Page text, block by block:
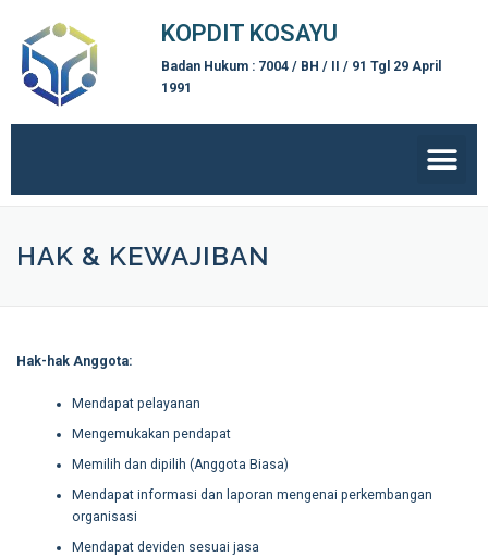
KOPDIT KOSAYU
Badan Hukum : 7004 / BH / II / 91 Tgl 29 April
1991
HAK & KEWAJIBAN
Hak-hak Anggota:
Mendapat pelayanan
Mengemukakan pendapat
Memilih dan dipilih (Anggota Biasa)
Mendapat informasi dan laporan mengenai perkembangan
organisasi
Mendapat deviden sesuai jasa